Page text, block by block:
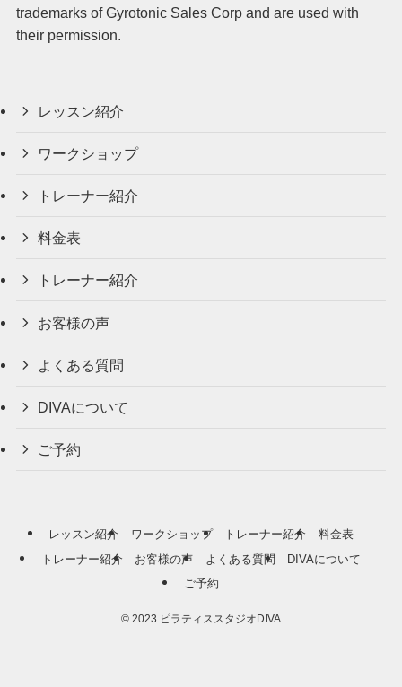
trademarks of Gyrotonic Sales Corp and are used with
their permission.
レッスン紹介
ワークショップ
トレーナー紹介
料金表
トレーナー紹介
お客様の声
よくある質問
DIVAについて
ご予約
レッスン紹介 ワークショップ トレーナー紹介
料金表
トレーナー紹介
お客様の声 よくある質問
DIVAについて
ご予約
© 2023 ピラティススタジオDIVA